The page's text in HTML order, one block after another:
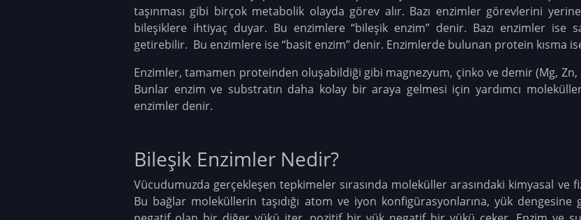
taşınması gibi birçok metabolik olayda görev alır. Bazı enzimler görevlerini
bileşiklere ihtiyaç duyar. Bu enzimlere “bileşik enzim” denir. Bazı enzimler ise
getirebilir. Bu enzimlere ise “basit enzim” denir. Enzimlerde bulunan protein kısma
Enzimler, tamamen proteinden oluşabildiği gibi magnezyum, çinko ve demir (Mg,
Bunlar enzim ve substratın daha kolay bir araya gelmesi için yardımcı
enzimler denir.
Bileşik Enzimler Nedir?
Vücudumuzda gerçekleşen tepkimeler sırasında moleküller arasındaki kimyasal ve
Bu bağlar moleküllerin taşıdığı atom ve iyon konfigürasyonlarına, yük